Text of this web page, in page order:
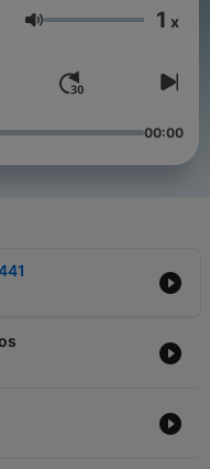
entiendetumente
Сила на звука
1 x
00:00